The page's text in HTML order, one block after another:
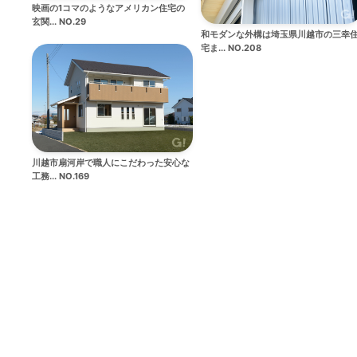
映画の1コマのようなアメリカン住宅の
玄関... NO.29
和モダンな外構は埼玉県川越市の三幸
宅ま... NO.208
川越市扇河岸で職人にこだわった安心な
工務... NO.169